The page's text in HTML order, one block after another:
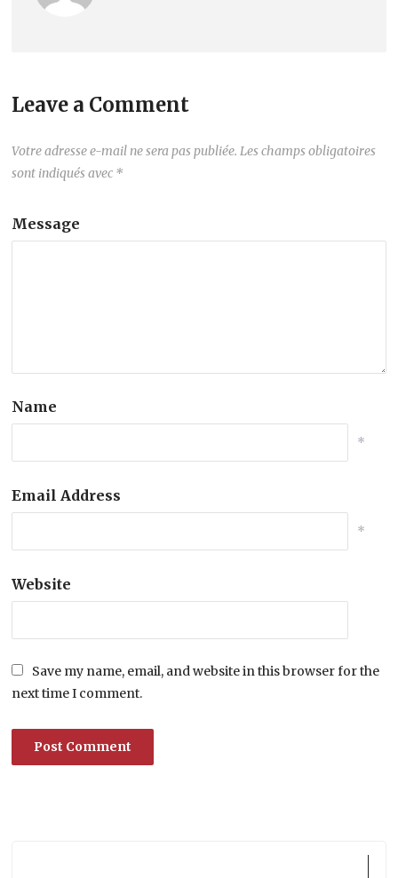
Leave a Comment
Votre adresse e-mail ne sera pas publiée. Les champs obligatoires
sont indiqués avec *
Message
Name
*
Email Address
*
Website
Save my name, email, and website in this browser for the
next time I comment.